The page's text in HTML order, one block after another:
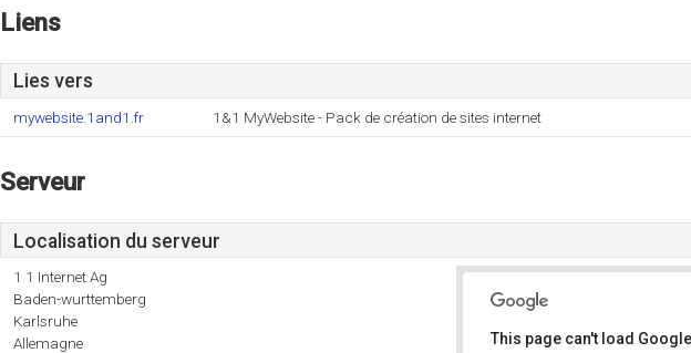
Liens
Lies vers
mywebsite.1and1.fr 1&1 MyWebsite - Pack de création de sites internet
Serveur
Localisation du serveur
1 1 Internet Ag
Baden-wurttemberg
Karlsruhe
Allemagne
This page can't load